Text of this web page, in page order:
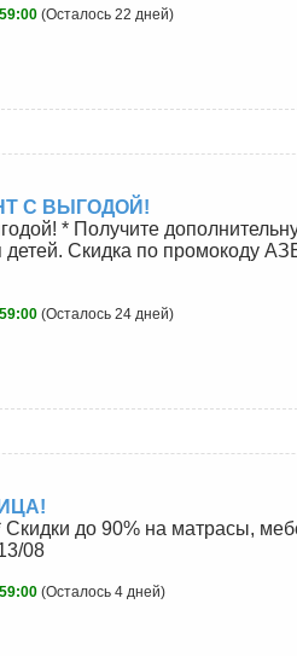
(Осталось 22 дней)
С ВЫГОДОЙ!
* Получите
детей. Скидка по промокоду
(Осталось 24 дней)
до 90% на матрасы,
08
(Осталось 4 дней)